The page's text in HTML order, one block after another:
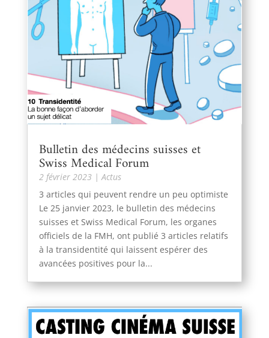
Bulletin des médecins suisses et
Swiss Medical Forum
2 février 2023 |Actus
3 articles qui peuvent rendre un peu optimiste
Le 25 janvier 2023, le bulletin des médecins
suisses et Swiss Medical Forum, les organes
officiels de la FMH, ont publié 3 articles relatifs
à la transidentité qui laissent espérer des
avancées positives pour la...